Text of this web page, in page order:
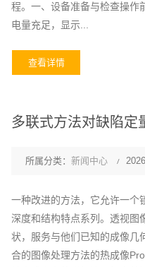
程。一、设备准备与检查操作
电量充足，显示...
查看详情
多联式方法对缺陷定
所属分类： 新闻中心
一种改进的方法，它允许一个
深度和结构特点系列。透视图
状，服务与他们已知的成像几
合的图像处理方法的热成像